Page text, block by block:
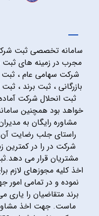
سامانه تخصصی ثبت
مجرب در زمینه های
شرکت سهامی عام ،
بازرگانی ، ثبت برند ،
ثبت انحلال شرکت
خواهد بود همچنین
مشاوره رایگان به
راستای جلب رضایت
شرکت در را در کمترین
مشتریان قرار می
اخذ کلیه مجوزهای لازم
نموده و در تمامی
برند متقاضیان را
ماست. جهت اخذ